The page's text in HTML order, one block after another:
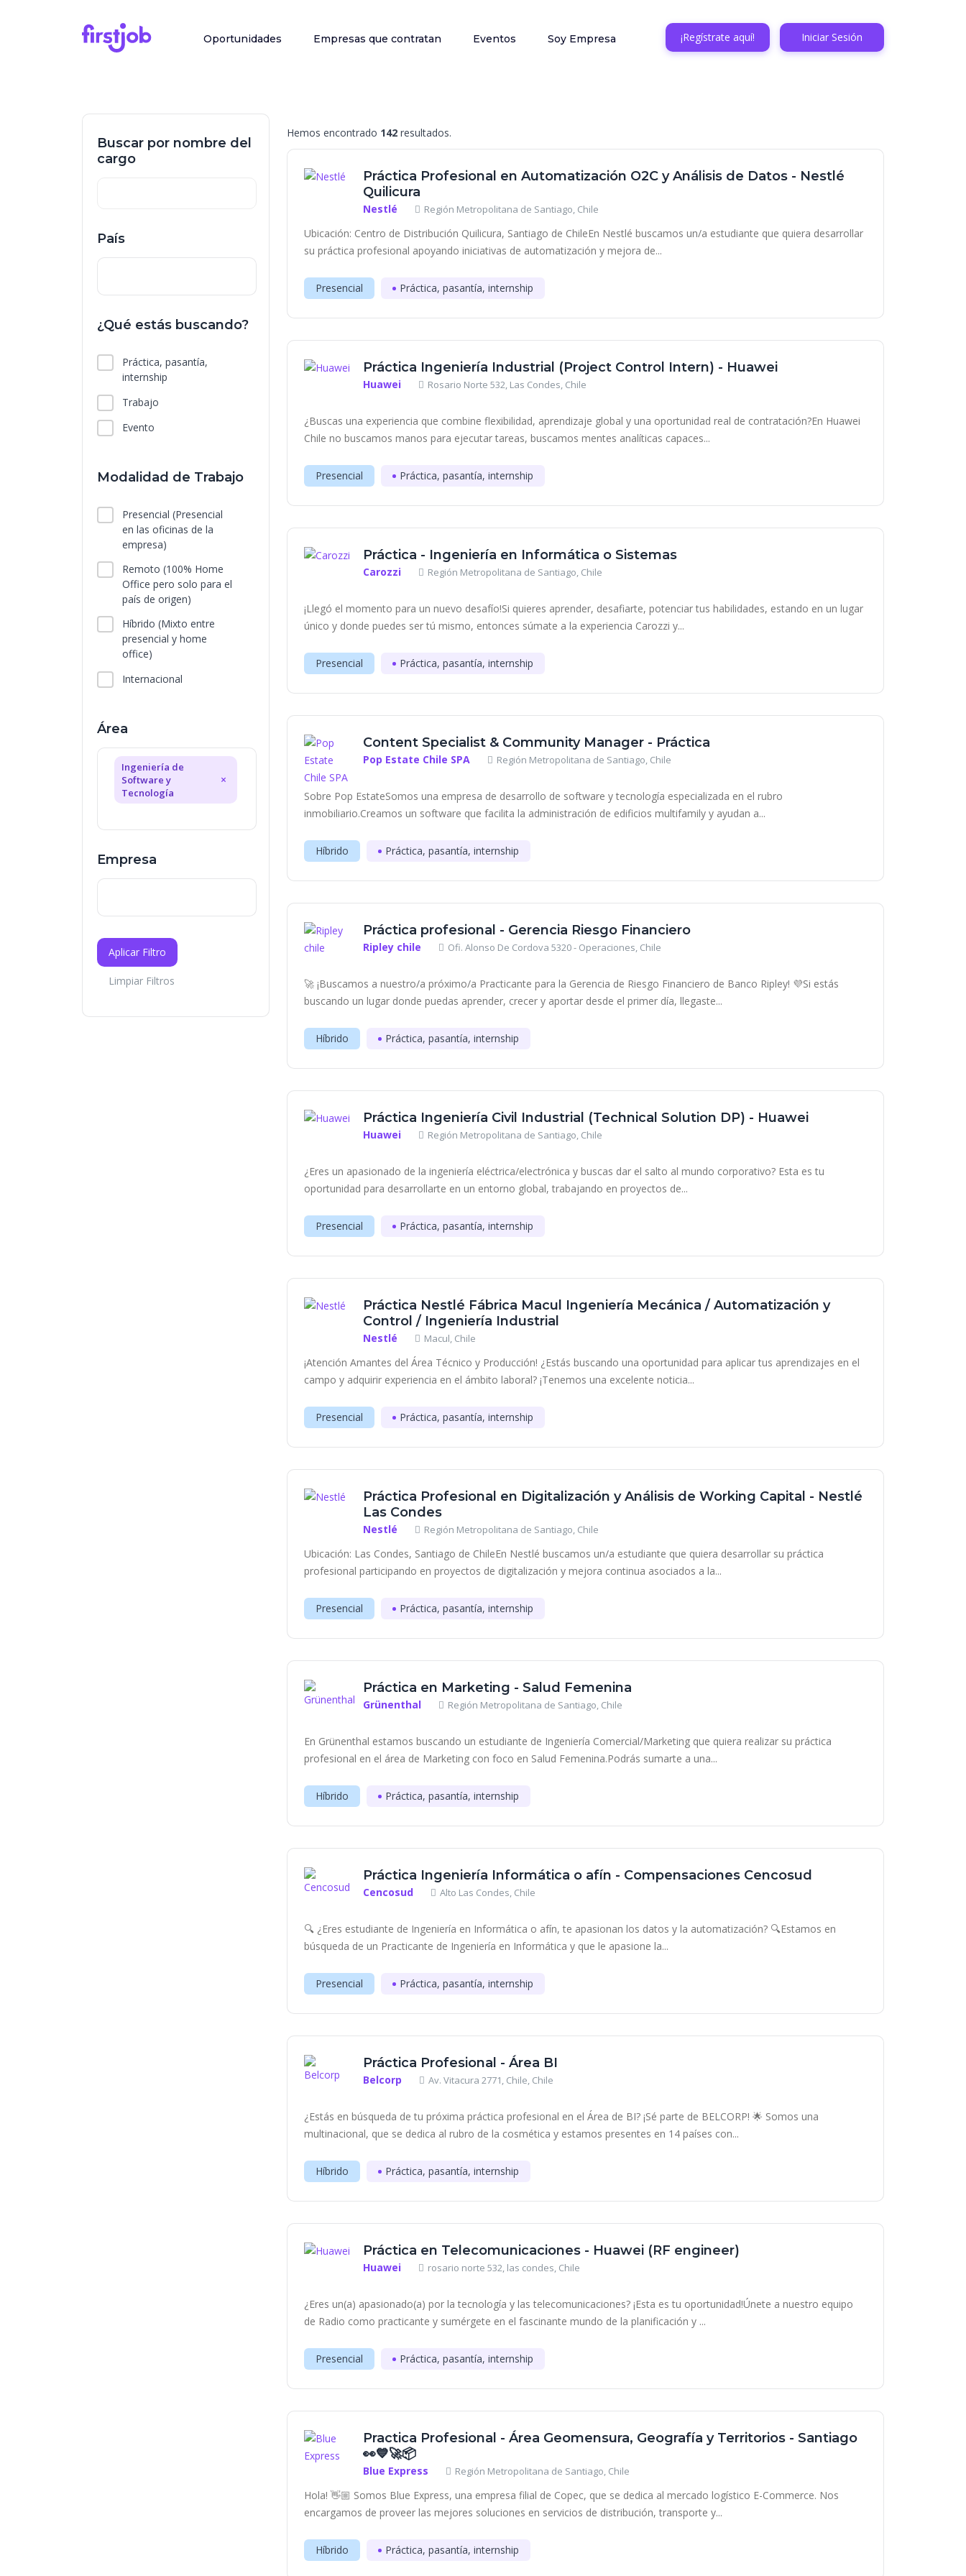
Oportunidades Empresas que contratan Eventos Soy Empresa ¡Regístrate aquí! Iniciar Sesión
Hemos encontrado 142 resultados.
Práctica Profesional en Automatización O2C y Análisis de Datos - Nestlé
Quilicura
Nestlé Región Metropolitana de Santiago, Chile
Ubicación: Centro de Distribución Quilicura, Santiago de ChileEn Nestlé buscamos un/a estudiante que quiera desarrollar
su práctica profesional apoyando iniciativas de automatización y mejora de...
Presencial Práctica, pasantía, internship
Práctica Ingeniería Industrial (Project Control Intern) - Huawei
Huawei Rosario Norte 532, Las Condes, Chile
¿Buscas una experiencia que combine flexibilidad, aprendizaje global y una oportunidad real de contratación?En Huawei
Chile no buscamos manos para ejecutar tareas, buscamos mentes analíticas capaces...
Presencial Práctica, pasantía, internship
Práctica - Ingeniería en Informática o Sistemas
Carozzi Región Metropolitana de Santiago, Chile
¡Llegó el momento para un nuevo desafío!Si quieres aprender, desafiarte, potenciar tus habilidades, estando en un lugar
único y donde puedes ser tú mismo, entonces súmate a la experiencia Carozzi y...
Presencial Práctica, pasantía, internship
Content Specialist & Community Manager - Práctica
Pop Estate Chile SPA Región Metropolitana de Santiago, Chile
Sobre Pop EstateSomos una empresa de desarrollo de software y tecnología especializada en el rubro
inmobiliario.Creamos un software que facilita la administración de edificios multifamily y ayudan a...
Híbrido Práctica, pasantía, internship
Práctica profesional - Gerencia Riesgo Financiero
Ripley chile Ofi. Alonso De Cordova 5320 - Operaciones, Chile
🚀 ¡Buscamos a nuestro/a próximo/a Practicante para la Gerencia de Riesgo Financiero de Banco Ripley! 💜Si estás
buscando un lugar donde puedas aprender, crecer y aportar desde el primer día, llegaste...
Híbrido Práctica, pasantía, internship
Práctica Ingeniería Civil Industrial (Technical Solution DP) - Huawei
Huawei Región Metropolitana de Santiago, Chile
¿Eres un apasionado de la ingeniería eléctrica/electrónica y buscas dar el salto al mundo corporativo? Esta es tu
oportunidad para desarrollarte en un entorno global, trabajando en proyectos de...
Presencial Práctica, pasantía, internship
Práctica Nestlé Fábrica Macul Ingeniería Mecánica / Automatización y
Control / Ingeniería Industrial
Nestlé Macul, Chile
¡Atención Amantes del Área Técnico y Producción! ¿Estás buscando una oportunidad para aplicar tus aprendizajes en el
campo y adquirir experiencia en el ámbito laboral? ¡Tenemos una excelente noticia...
Presencial Práctica, pasantía, internship
Práctica Profesional en Digitalización y Análisis de Working Capital - Nestlé
Las Condes
Nestlé Región Metropolitana de Santiago, Chile
Ubicación: Las Condes, Santiago de ChileEn Nestlé buscamos un/a estudiante que quiera desarrollar su práctica
profesional participando en proyectos de digitalización y mejora continua asociados a la...
Presencial Práctica, pasantía, internship
Práctica en Marketing - Salud Femenina
Grünenthal Región Metropolitana de Santiago, Chile
En Grünenthal estamos buscando un estudiante de Ingeniería Comercial/Marketing que quiera realizar su práctica
profesional en el área de Marketing con foco en Salud Femenina.Podrás sumarte a una...
Híbrido Práctica, pasantía, internship
Práctica Ingeniería Informática o afín - Compensaciones Cencosud
Cencosud Alto Las Condes, Chile
🔍 ¿Eres estudiante de Ingeniería en Informática o afín, te apasionan los datos y la automatización? 🔍Estamos en
búsqueda de un Practicante de Ingeniería en Informática y que le apasione la...
Presencial Práctica, pasantía, internship
Práctica Profesional - Área BI
Belcorp Av. Vitacura 2771, Chile, Chile
¿Estás en búsqueda de tu próxima práctica profesional en el Área de BI? ¡Sé parte de BELCORP! 🌟 Somos una
multinacional, que se dedica al rubro de la cosmética y estamos presentes en 14 países con...
Híbrido Práctica, pasantía, internship
Práctica en Telecomunicaciones - Huawei (RF engineer)
Huawei rosario norte 532, las condes, Chile
¿Eres un(a) apasionado(a) por la tecnología y las telecomunicaciones? ¡Esta es tu oportunidad!Únete a nuestro equipo
de Radio como practicante y sumérgete en el fascinante mundo de la planificación y ...
Presencial Práctica, pasantía, internship
Practica Profesional - Área Geomensura, Geografía y Territorios - Santiago
👀💙🚀📦
Blue Express Región Metropolitana de Santiago, Chile
Hola! 👋🏼 Somos Blue Express, una empresa filial de Copec, que se dedica al mercado logístico E-Commerce. Nos
encargamos de proveer las mejores soluciones en servicios de distribución, transporte y...
Híbrido Práctica, pasantía, internship
Buscar por nombre del
cargo
País
¿Qué estás buscando?
Práctica, pasantía,
internship
Trabajo
Evento
Modalidad de Trabajo
Presencial (Presencial
en las oficinas de la
empresa)
Remoto (100% Home
Office pero solo para el
país de origen)
Híbrido (Mixto entre
presencial y home
office)
Internacional
Área
Ingeniería de
Software y
Tecnología
×
Empresa
Aplicar Filtro
Limpiar Filtros